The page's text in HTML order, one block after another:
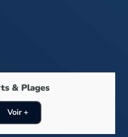
& Plages
Voir +